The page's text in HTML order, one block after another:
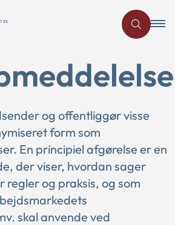
og offentliggør visse
form som
En principiel afgørelse er en
der viser, hvordan sager
regler og praksis, og som
skal anvende ved